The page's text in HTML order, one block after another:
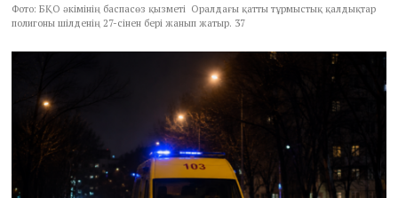
Фото: БҚО әкімінің баспасөз қызметі Оралдағы қатты тұрмыстық қалдықтар
полигоны шілденің 27-сінен бері жанып жатыр. 37